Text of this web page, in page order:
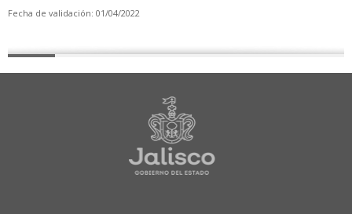
Fecha de validación: 01/04/2022